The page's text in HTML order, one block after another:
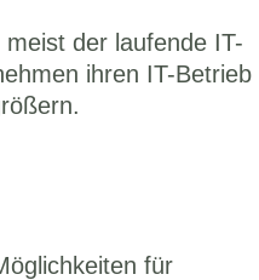
der laufende IT-
ihren IT-Betrieb
für